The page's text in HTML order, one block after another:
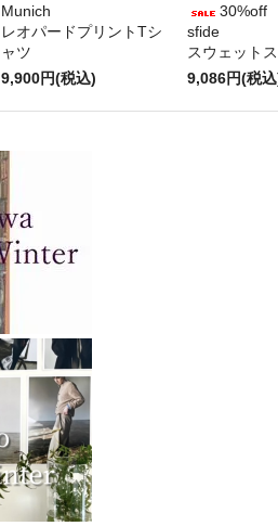
Munich
レオパードプリントTシ
ャツ
9,900円(税込)
30%off
sfide
スウェット
9,086円(税